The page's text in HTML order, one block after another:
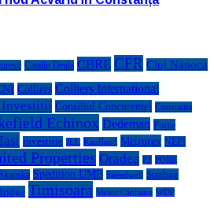
Catalin Drula CBRE CFR Cluj Napoca
Colliers Colliers International
Investitii Consiliul Concurentei Constanta
Echinox Dedeman Forte
Iasi investitie JLL Kaufland Metrorex NEPI
Properties Oradea P3 PORR
Skanska Spedition UMB Speedwell Strabag
Timisoara Victor Căpitanu WDP